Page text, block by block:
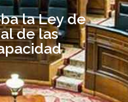
la Ley de
de las